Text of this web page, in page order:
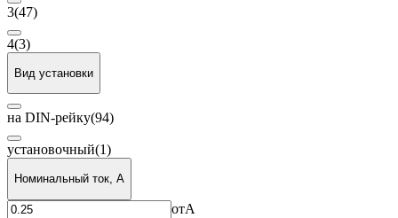
3(47)
4(3)
Вид установки
на DIN-рейку(94)
установочный(1)
Номинальный ток, A
отA